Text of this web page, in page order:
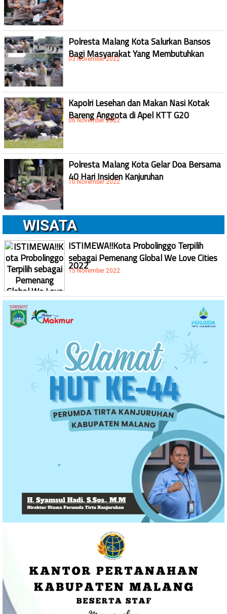
Polresta Malang Kota Salurkan Bansos
Bagi Masyarakat Yang Membutuhkan
03 November 2022
Kapolri Lesehan dan Makan Nasi Kotak
Bareng Anggota di Apel KTT G20
06 November 2022
Polresta Malang Kota Gelar Doa Bersama
40 Hari Insiden Kanjuruhan
10 November 2022
WISATA
ISTIMEWA!!Kota Probolinggo Terpilih
sebagai Pemenang Global We Love Cities
2022
15 November 2022